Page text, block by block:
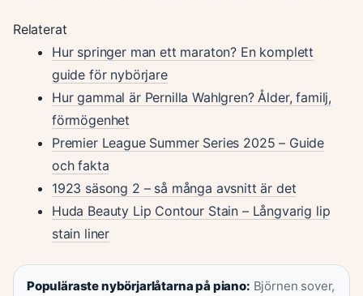
Relaterat
Hur springer man ett maraton? En komplett
guide för nybörjare
Hur gammal är Pernilla Wahlgren? Ålder, familj,
förmögenhet
Premier League Summer Series 2025 – Guide
och fakta
1923 säsong 2 – så många avsnitt är det
Huda Beauty Lip Contour Stain – Långvarig lip
stain liner
Populäraste nybörjarlåtarna på piano: Björnen sover,